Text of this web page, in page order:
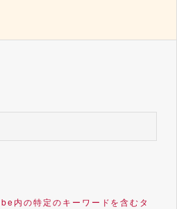
の特定のキーワードを含むタ